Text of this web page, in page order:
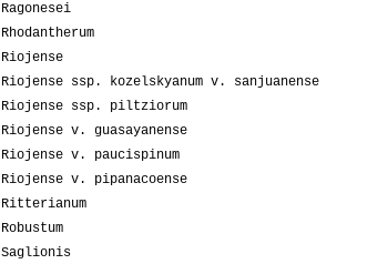
Ragonesei
Rhodantherum
Riojense
Riojense ssp. kozelskyanum v. sanjuanense
Riojense ssp. piltziorum
Riojense v. guasayanense
Riojense v. paucispinum
Riojense v. pipanacoense
Ritterianum
Robustum
Saglionis